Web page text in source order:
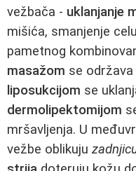
vežbača - uklanjanje
mišića, smanjenje
pametnog
masažom se
liposukcijom se
dermolipektomijom
mršavljenja. U
vežbe oblikuju